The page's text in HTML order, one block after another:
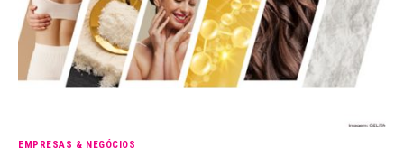
EMPRESAS & NEGÓCIOS